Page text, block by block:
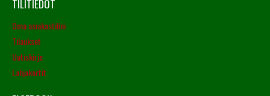
TILITIEDOT
Oma asiakastilini
Tilaukset
Uutiskirje
Lahjakortit